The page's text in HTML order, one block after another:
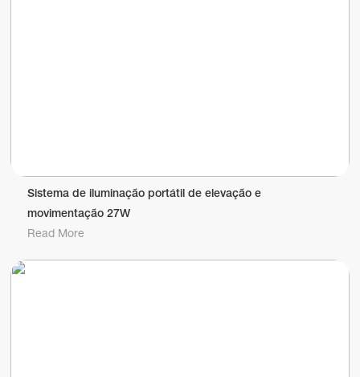
Sistema de iluminação portátil de elevação e
movimentação 27W
Read More